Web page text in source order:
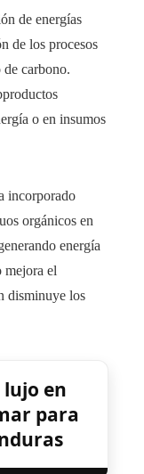
de energías
de los procesos
carbono.
o en insumos
incorporado
orgánicos en
energía
mejora el
disminuye los
en
para